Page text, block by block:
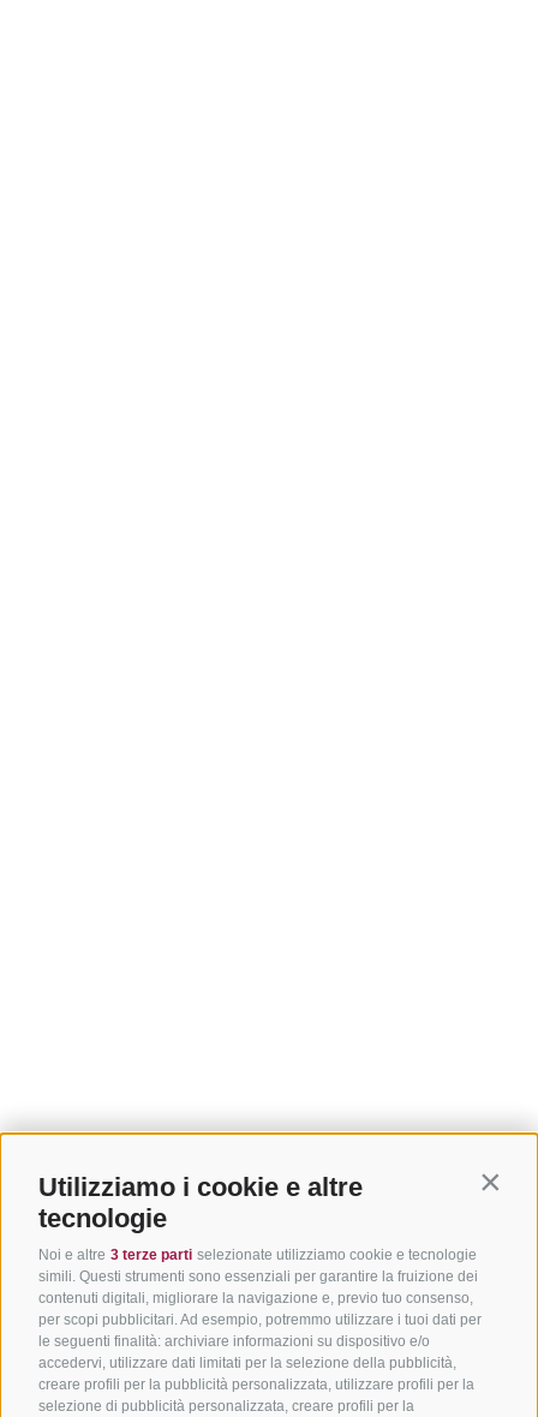
Utilizziamo i cookie e altre
tecnologie
Noi e altre 3 terze parti selezionate utilizziamo cookie e tecnologie
simili. Questi strumenti sono essenziali per garantire la fruizione dei
contenuti digitali, migliorare la navigazione e, previo tuo consenso,
per scopi pubblicitari. Ad esempio, potremmo utilizzare i tuoi dati per
le seguenti finalità: archiviare informazioni su dispositivo e/o
accedervi, utilizzare dati limitati per la selezione della pubblicità,
creare profili per la pubblicità personalizzata, utilizzare profili per la
selezione di pubblicità personalizzata, creare profili per la